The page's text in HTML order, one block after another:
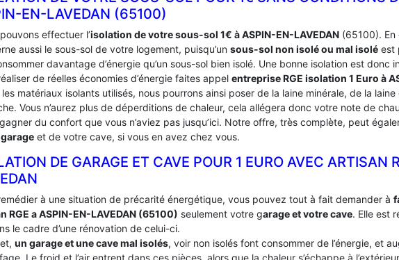
EN-LAVEDAN (65100)
effectuer l’isolation de votre sous-sol 1€ à ASPIN-EN-LAVEDAN (65100). En
aussi le sous-sol de votre logement, puisqu’un sous-sol non isolé ou mal isolé est
davantage d’énergie qu’un sous-sol bien isolé. Une bonne isolation est donc
de réelles économies d’énergie faites appel entreprise RGE isolation 1 Euro à
les matériaux isolants utilisés, nous pourrons ainsi poser de la laine minérale, de la
Vous n’aurez plus de déperditions de chaleur, cela allégera donc votre note de
du confort que vous n’aviez pas jusqu’ici. Notre offre, très complète, peut
et de votre cave, si vous en avez chez vous.
DE GARAGE ET CAVE POUR 1 EURO AVEC ARTISAN
à une situation de précarité énergétique, vous pouvez tout à fait demander à
RGE a ASPIN-EN-LAVEDAN (65100) seulement votre garage et votre cave. Elle est
le cadre d’une rénovation de celui-ci.
un garage et une cave mal isolés, voir non isolés font consommer de l’énergie, et
Le froid et l’air entrent dans ces pièces, alors que la chaleur s’échappe à